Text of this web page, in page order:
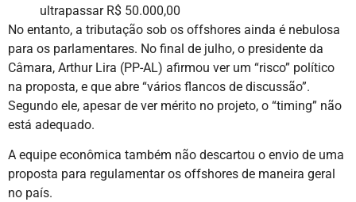
ultrapassar R$ 50.000,00
No entanto, a tributação sob os offshores ainda é nebulosa
para os parlamentares. No final de julho, o presidente da
Câmara, Arthur Lira (PP-AL) afirmou ver um “risco” político
na proposta, e que abre “vários flancos de discussão”.
Segundo ele, apesar de ver mérito no projeto, o “timing” não
está adequado.
A equipe econômica também não descartou o envio de uma
proposta para regulamentar os offshores de maneira geral
no país.